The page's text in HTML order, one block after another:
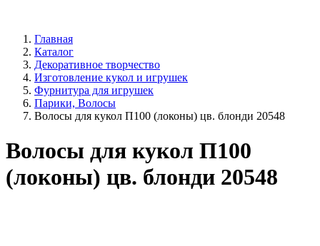
Главная
Каталог
Декоративное творчество
Изготовление кукол и игрушек
Фурнитура для игрушек
Парики, Волосы
Волосы для кукол П100 (локоны) цв. блонди 20548
Волосы для кукол П100
(локоны) цв. блонди 20548